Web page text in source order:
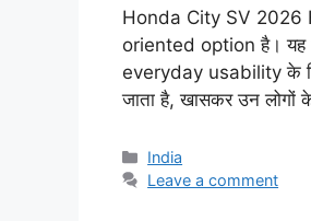
Honda City SV 2026
oriented option है।
everyday usability के
जाता है, खासकर उन
Categories
India
Leave a comment